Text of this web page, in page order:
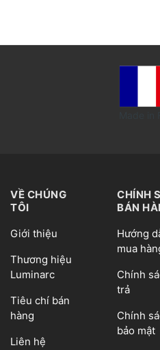
VỀ CHÚNG
TÔI
Giới thiệu
Thương hiệu
Luminarc
Tiêu chí bán
hàng
Liên hệ
CHÍNH
BÁN
Hướng
mua
Chính
trả
Chính
bảo mật